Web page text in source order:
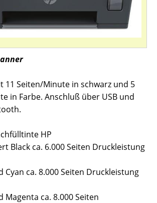
11 Seiten/Minute in schwarz und 5
in Farbe. Anschluß über USB und
HP
Black ca. 6.000 Seiten Druckleistung
Cyan ca. 8.000 Seiten Druckleistung
Magenta ca. 8.000 Seiten